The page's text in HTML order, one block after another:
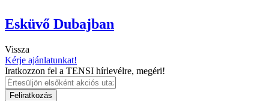
Esküvő Dubajban
Vissza
Kérje ajánlatunkat!
Iratkozzon fel a TENSI hírlevélre, megéri!
Feliratkozás